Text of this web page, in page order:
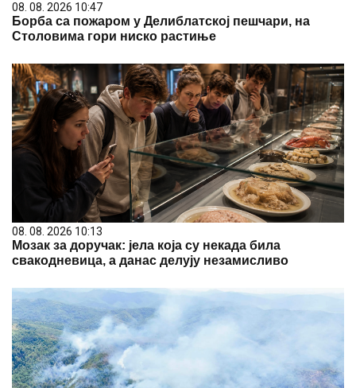
08. 08. 2026 10:47
Борба са пожаром у Делиблатској пешчари, на
Столовима гори ниско растиње
08. 08. 2026 10:13
Мозак за доручак: јела која су некада била
свакодневица, а данас делују незамисливо